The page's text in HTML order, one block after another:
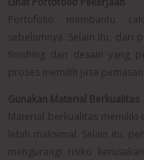
Portofolio membantu
sebelumnya. Selain itu, dari
finishing dan desain yang
proses memilih jasa
Gunakan Material Berkualitas
Material berkualitas memiliki
lebih maksimal. Selain itu,
mengurangi risiko